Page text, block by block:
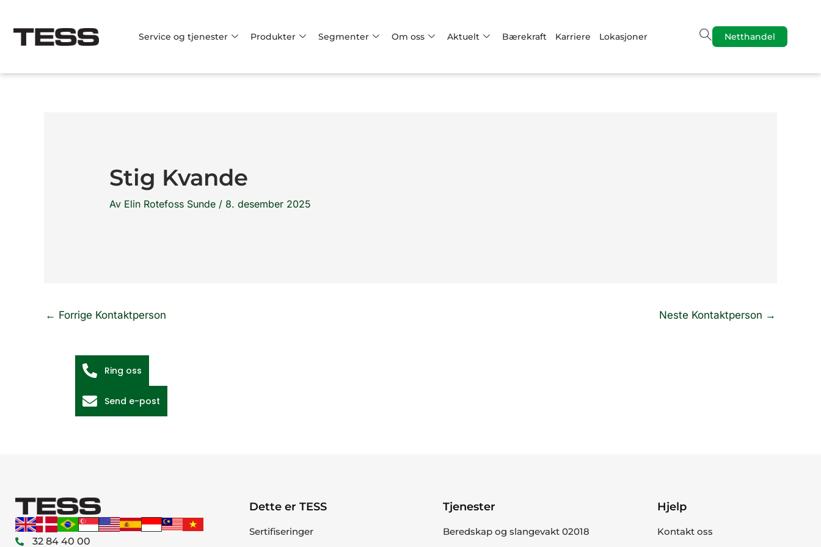
rett
Service og tjenester Produkter Segmenter Om oss Aktuelt Bærekraft Karriere Lokasjoner Netthandel
Stig Kvande
Av Elin Rotefoss Sunde / 8. desember 2025
← Forrige Kontaktperson Neste Kontaktperson →
32 84 40 00
Dette er TESS
Sertifiseringer
Tjenester
Beredskap og slangevakt 02018
Hjelp
Kontakt oss
Ring oss
Send e-post